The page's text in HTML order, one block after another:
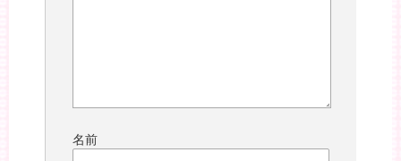
名前